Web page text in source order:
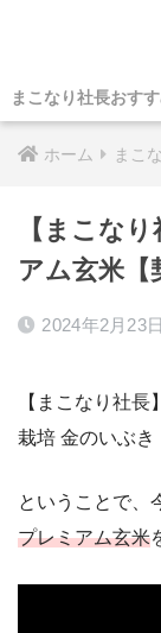
まこなり社長おすす
ホーム まこ
【まこな
アム玄米【
2024年2月23日
【まこなり社
栽培 金のいぶき
ということで、
プレミアム玄米